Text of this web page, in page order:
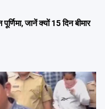
जानें क्यों 15 दिन बीमार